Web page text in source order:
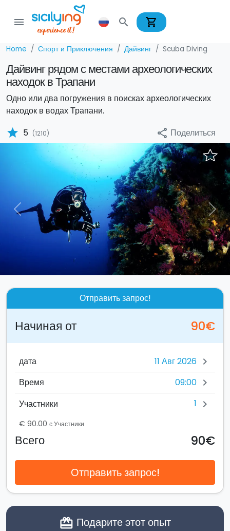
menu search shopping_cart
Home Спорт и Приключения Дайвинг Scuba Diving
Дайвинг рядом с местами археологических
находок в Трапани
Одно или два погружения в поисках археологических
находок в водах Трапани.
star 5 (1210) share Поделиться
Previous Next
Отправить запрос!
Начиная от 90€
дата chevron_right
Время 09:00 chevron_right
Участники 1 chevron_right
€ 90.00 с Участники
Всего 90€
Отправить запрос!
card_giftcard Подарите этот опыт